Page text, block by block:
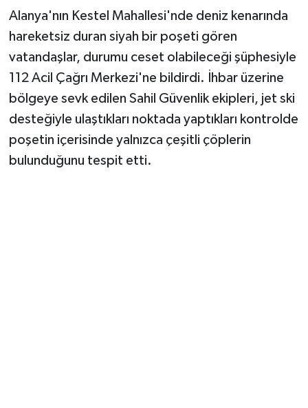
Alanya'nın Kestel Mahallesi'nde deniz kenarında
hareketsiz duran siyah bir poşeti gören
vatandaşlar, durumu ceset olabileceği şüphesiyle
112 Acil Çağrı Merkezi'ne bildirdi. İhbar üzerine
bölgeye sevk edilen Sahil Güvenlik ekipleri, jet ski
desteğiyle ulaştıkları noktada yaptıkları kontrolde
poşetin içerisinde yalnızca çeşitli çöplerin
bulunduğunu tespit etti.